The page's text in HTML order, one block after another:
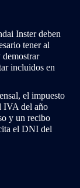
Inster deben
tener al
incluidos en
el impuesto
IVA del año
y un recibo
el DNI del